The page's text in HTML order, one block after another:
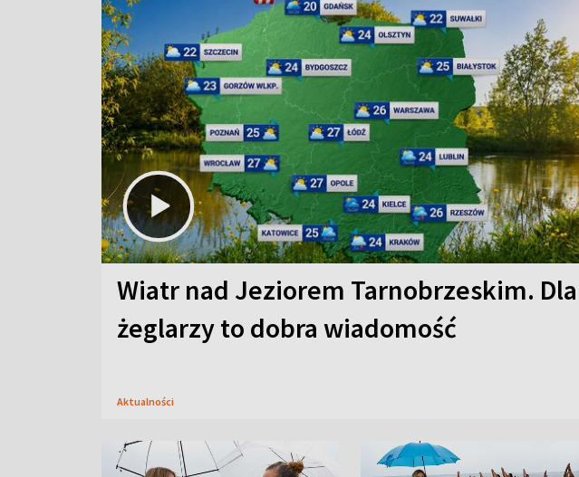
Wiatr nad Jeziorem Tarnobrzeskim. Dla
żeglarzy to dobra wiadomość
Aktualności